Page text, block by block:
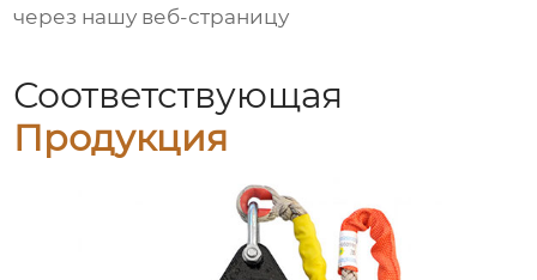
через нашу веб-страницу
Соответствующая
Продукция